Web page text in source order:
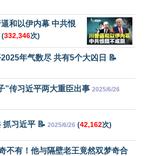
和以伊内幕 中共恨
(332,346次)
年气数尽 共有5个大凶日 📝
”传习近平两大重臣出事 2025/6/26
抓习近平 📝 2025/6/26 (42,162次)
不有！他与隔壁老王竟然双梦奇合